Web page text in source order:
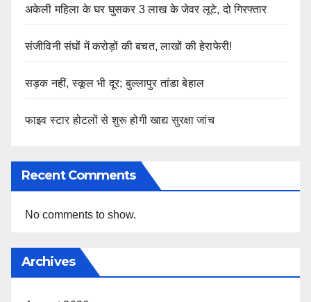
अकेली महिला के घर घुसकर 3 लाख के जेवर लूटे, दो गिरफ्तार
संजीविनी संघों में करोड़ों की बचत, लाखों की हेराफेरी!
सड़क नहीं, स्कूल भी दूर; बुल्लापुर तांडा बेहाल
फाइव स्टार होटलों से शुरू होगी खाद्य सुरक्षा जांच
Recent Comments
No comments to show.
Archives